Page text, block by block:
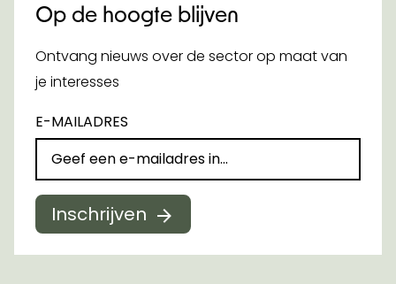
Op de hoogte blijven
Ontvang nieuws over de sector op maat van
je interesses
E-MAILADRES
Inschrijven